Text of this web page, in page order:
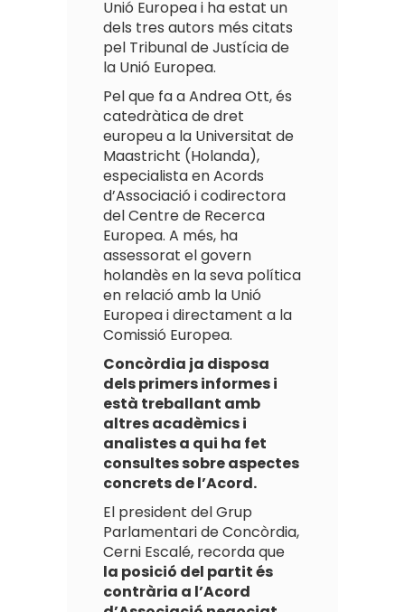
Unió Europea i ha estat un
dels tres autors més citats
pel Tribunal de Justícia de
la Unió Europea.
Pel que fa a Andrea Ott, és
catedràtica de dret
europeu a la Universitat de
Maastricht (Holanda),
especialista en Acords
d’Associació i codirectora
del Centre de Recerca
Europea. A més, ha
assessorat el govern
holandès en la seva política
en relació amb la Unió
Europea i directament a la
Comissió Europea.
Concòrdia ja disposa
dels primers informes i
està treballant amb
altres acadèmics i
analistes a qui ha fet
consultes sobre aspectes
concrets de l’Acord.
El president del Grup
Parlamentari de Concòrdia,
Cerni Escalé, recorda que
la posició del partit és
contrària a l’Acord